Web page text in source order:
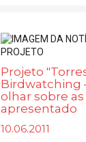
Projeto
Birdwatching
olhar sobre as
apresentado
10.06.2011